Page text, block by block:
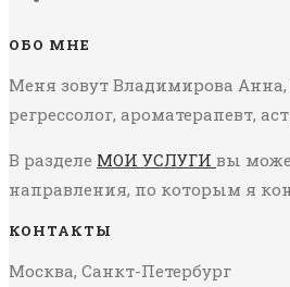
ОБО МНЕ
Меня зовут Владимирова Анна,
регрессолог, ароматерапевт,
В разделе МОИ УСЛУГИ вы
направления, по которым я
КОНТАКТЫ
Москва, Санкт-Петербург